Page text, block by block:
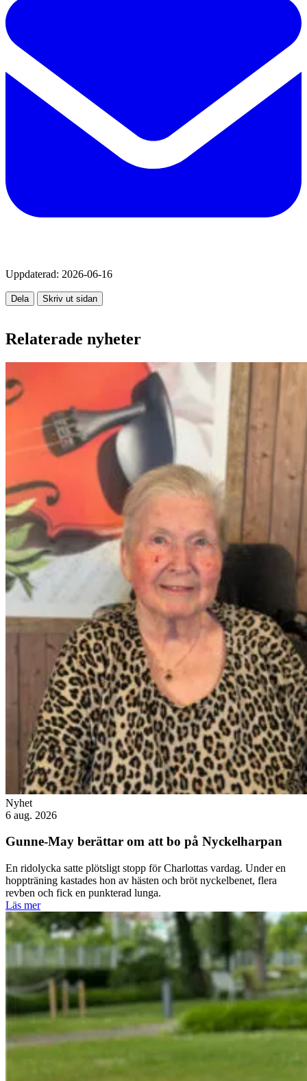
Uppdaterad: 2026-06-16
Dela Skriv ut sidan
Relaterade nyheter
Nyhet
6 aug. 2026
Gunne-May berättar om att bo på Nyckelharpan
En ridolycka satte plötsligt stopp för Charlottas vardag. Under en
hoppträning kastades hon av hästen och bröt nyckelbenet, flera
revben och fick en punkterad lunga.
Läs mer